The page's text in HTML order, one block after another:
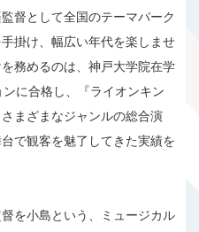
督として全国のテーマパーク
掛け、幅広い年代を楽しませ
務めるのは、神戸大学院在学
に合格し、『ライオンキン
まざまなジャンルの総合演
で観客を魅了してきた実績を
を小島という、ミュージカル